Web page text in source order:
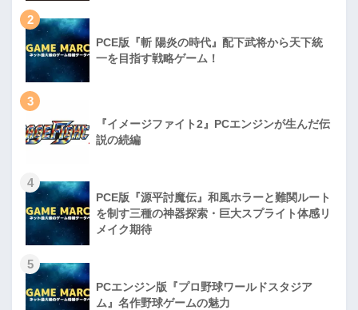
2
PCE版『斬 陽炎の時代』配下武将から天下統
一を目指す戦略ゲーム！
3
『イメージファイト2』PCエンジンが生んだ伝
説の続編
4
PCE版『源平討魔伝』和風ホラーと難関ルート
を制す三種の神器探索・巨大スプライト体感リ
メイク期待
5
PCエンジン版『プロ野球ワールドスタジア
ム』名作野球ゲームの魅力